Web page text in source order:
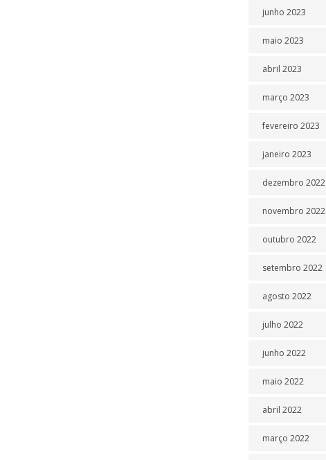
junho 2023
maio 2023
abril 2023
março 2023
fevereiro 2023
janeiro 2023
dezembro 2022
novembro 2022
outubro 2022
setembro 2022
agosto 2022
julho 2022
junho 2022
maio 2022
abril 2022
março 2022